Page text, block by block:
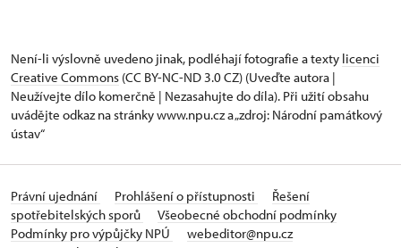
Není-li výslovně uvedeno jinak, podléhají fotografie a texty licenci
Creative Commons (CC BY-NC-ND 3.0 CZ) (Uveďte autora |
Neužívejte dílo komerčně | Nezasahujte do díla). Při užití obsahu
uvádějte odkaz na stránky www.npu.cz a „zdroj: Národní památkový
ústav“
Právní ujednání Prohlášení o přístupnosti
Řešení
spotřebitelských sporů
Všeobecné obchodní podmínky
Podmínky pro výpůjčky NPÚ
webeditor@npu.cz